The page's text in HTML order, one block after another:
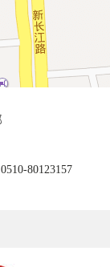
80123157